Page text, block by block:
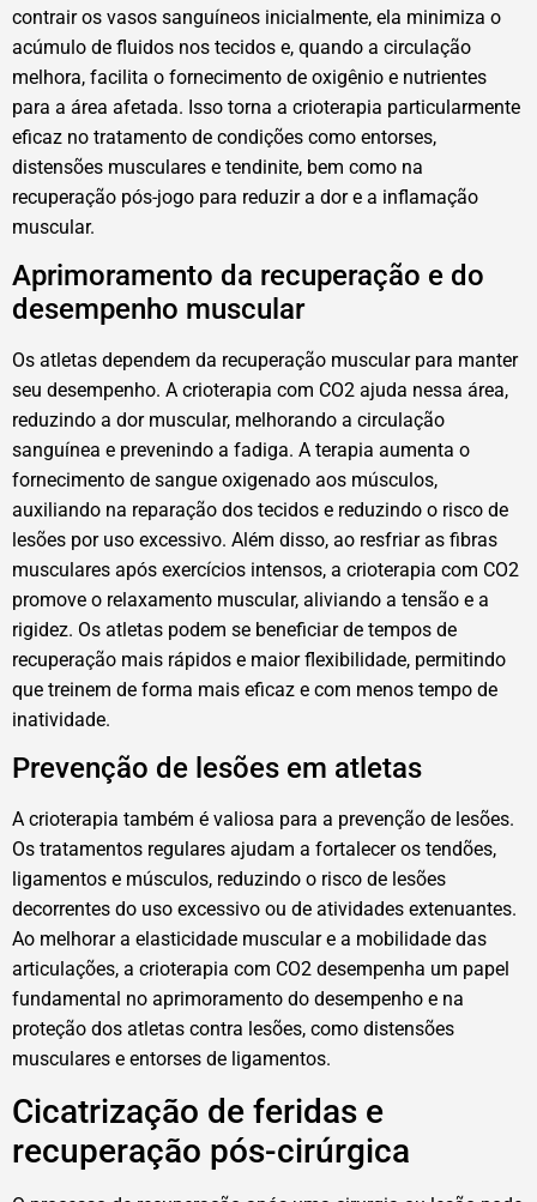
contrair os vasos sanguíneos inicialmente, ela minimiza o
acúmulo de fluidos nos tecidos e, quando a circulação
melhora, facilita o fornecimento de oxigênio e nutrientes
para a área afetada. Isso torna a crioterapia particularmente
eficaz no tratamento de condições como entorses,
distensões musculares e tendinite, bem como na
recuperação pós-jogo para reduzir a dor e a inflamação
muscular.
Aprimoramento da recuperação e do
desempenho muscular
Os atletas dependem da recuperação muscular para manter
seu desempenho. A crioterapia com CO2 ajuda nessa área,
reduzindo a dor muscular, melhorando a circulação
sanguínea e prevenindo a fadiga. A terapia aumenta o
fornecimento de sangue oxigenado aos músculos,
auxiliando na reparação dos tecidos e reduzindo o risco de
lesões por uso excessivo. Além disso, ao resfriar as fibras
musculares após exercícios intensos, a crioterapia com CO2
promove o relaxamento muscular, aliviando a tensão e a
rigidez. Os atletas podem se beneficiar de tempos de
recuperação mais rápidos e maior flexibilidade, permitindo
que treinem de forma mais eficaz e com menos tempo de
inatividade.
Prevenção de lesões em atletas
A crioterapia também é valiosa para a prevenção de lesões.
Os tratamentos regulares ajudam a fortalecer os tendões,
ligamentos e músculos, reduzindo o risco de lesões
decorrentes do uso excessivo ou de atividades extenuantes.
Ao melhorar a elasticidade muscular e a mobilidade das
articulações, a crioterapia com CO2 desempenha um papel
fundamental no aprimoramento do desempenho e na
proteção dos atletas contra lesões, como distensões
musculares e entorses de ligamentos.
Cicatrização de feridas e
recuperação pós-cirúrgica